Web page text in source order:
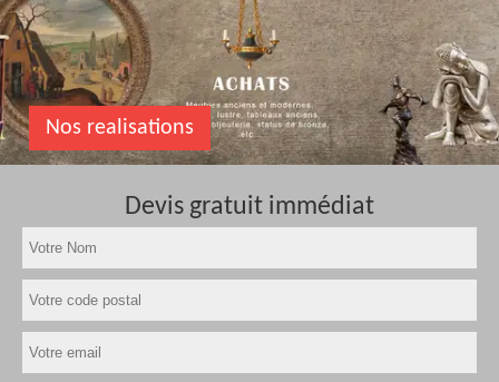
Nos realisations
Devis gratuit immédiat